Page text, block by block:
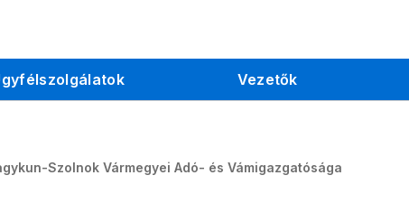
Vezetők
Szolnok Vármegyei Adó- és Vámigazgatósága